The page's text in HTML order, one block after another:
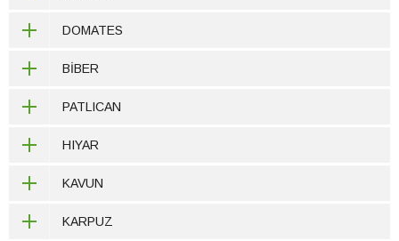
DOMATES
BİBER
PATLICAN
HIYAR
KAVUN
KARPUZ